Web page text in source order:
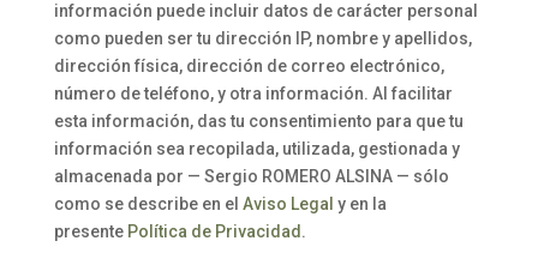
información puede incluir datos de carácter personal
como pueden ser tu dirección IP, nombre y apellidos,
dirección física, dirección de correo electrónico,
número de teléfono, y otra información. Al facilitar
esta información, das tu consentimiento para que tu
información sea recopilada, utilizada, gestionada y
almacenada por — Sergio ROMERO ALSINA — sólo
como se describe en el Aviso Legal y en la
presente Política de Privacidad .